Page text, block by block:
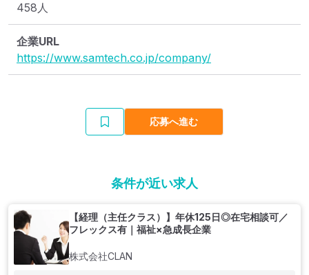
458人
企業URL
https://www.samtech.co.jp/company/
応募へ進む
条件が近い求人
【経理（主任クラス）】年休125日◎在宅相談可／
フレックス有｜福祉×急成長企業
株式会社CLAN